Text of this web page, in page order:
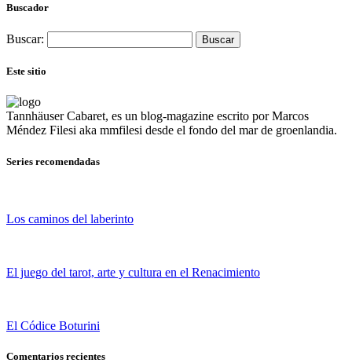
Buscador
Buscar:
Este sitio
Tannhäuser Cabaret, es un blog-magazine escrito porMarcos
Méndez Filesi aka mmfilesi desde el fondo del mar de groenlandia.
Series recomendadas
Los caminos del laberinto
El juego del tarot, arte y cultura en el Renacimiento
El Códice Boturini
Comentarios recientes